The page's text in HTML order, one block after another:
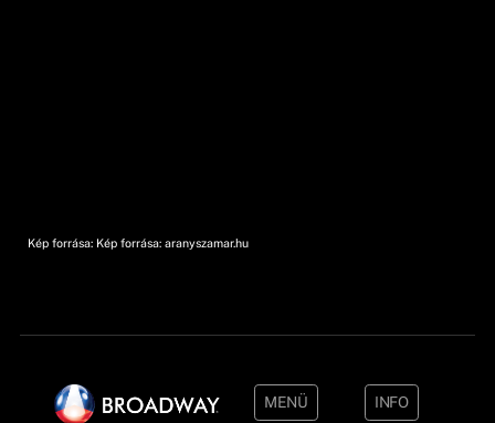
Kép forrása: Kép forrása: aranyszamar.hu
MENÜ INFO